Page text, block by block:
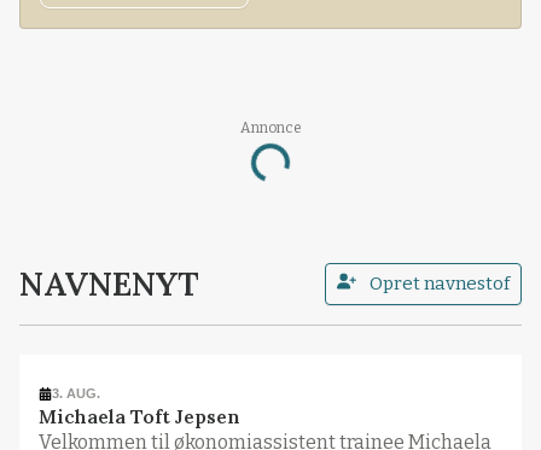
Annonce
Loading...
NAVNENYT Opret navnestof
3. AUG.
Michaela Toft Jepsen
Velkommen til økonomiassistent trainee Michaela